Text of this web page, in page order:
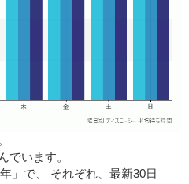
でいます。
」で、 それぞれ、最新30日